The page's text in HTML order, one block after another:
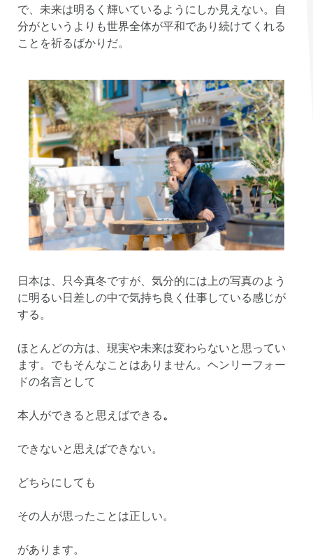
で、未来は明るく輝いているようにしか見えない。自
分がというよりも世界全体が平和であり続けてくれる
ことを祈るばかりだ。
日本は、只今真冬ですが、気分的には上の写真のよう
に明るい日差しの中で気持ち良く仕事している感じが
する。
ほとんどの方は、現実や未来は変わらないと思ってい
ます。でもそんなことはありません。ヘンリーフォー
ドの名言として
本人ができると思えばできる。
できないと思えばできない。
どちらにしても
その人が思ったことは正しい。
があります。